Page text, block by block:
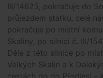
III/14625, pokračuje do
průjezdem statku, celé
pokračuje po místní
Skaliny, po silnici č. III/
Déle z této silnice po
Velkých Skalin a k
cestách do do Předlesí –